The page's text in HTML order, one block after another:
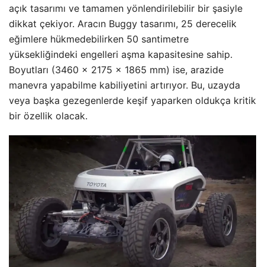
açık tasarımı ve tamamen yönlendirilebilir bir şasiyle
dikkat çekiyor. Aracın Buggy tasarımı, 25 derecelik
eğimlere hükmedebilirken 50 santimetre
yüksekliğindeki engelleri aşma kapasitesine sahip.
Boyutları (3460 × 2175 × 1865 mm) ise, arazide
manevra yapabilme kabiliyetini artırıyor. Bu, uzayda
veya başka gezegenlerde keşif yaparken oldukça kritik
bir özellik olacak.